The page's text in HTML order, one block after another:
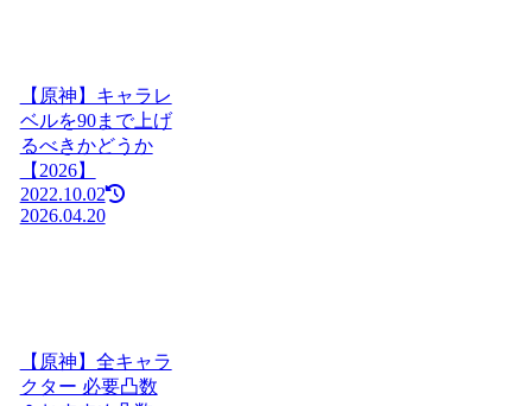
【原神】キャラレ
ベルを90まで上げ
るべきかどうか
【2026】
2022.10.02
2026.04.20
【原神】全キャラ
クター 必要凸数